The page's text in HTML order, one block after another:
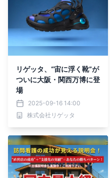
リゲッタ、“宙に浮く靴”が
ついに大阪・関西万博に登
場
2025-09-16 14:00
株式会社リゲッタ